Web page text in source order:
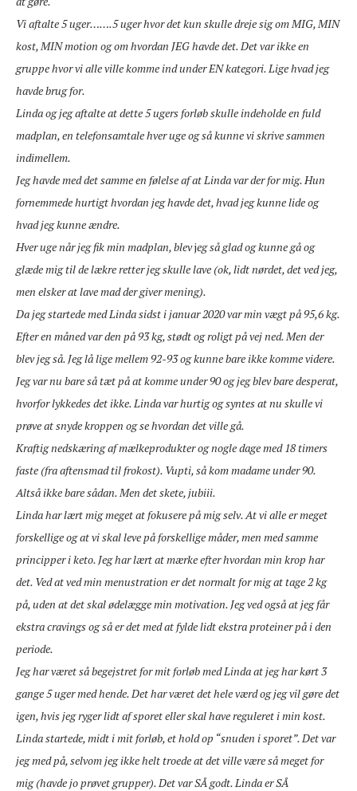
Vi aftalte 5 uger…….5 uger hvor det kun skulle dreje sig om MIG, MIN
kost, MIN motion og om hvordan JEG havde det. Det var ikke en
gruppe hvor vi alle ville komme ind under EN kategori. Lige hvad jeg
havde brug for.
Linda og jeg aftalte at dette 5 ugers forløb skulle indeholde en fuld
madplan, en telefonsamtale hver uge og så kunne vi skrive sammen
indimellem.
Jeg havde med det samme en følelse af at Linda var der for mig. Hun
fornemmede hurtigt hvordan jeg havde det, hvad jeg kunne lide og
hvad jeg kunne ændre.
Hver uge når jeg fik min madplan, blevjeg så glad og kunne gå og
glæde mig til de lækre retter jeg skulle lave (ok, lidt nørdet, det ved jeg,
men elsker at lave mad der giver mening).
Da jeg startede med Linda sidst i januar 2020 var min vægt på 95,6 kg.
Efter en måned var den på 93 kg, stødt og roligt på vej ned. Men der
blev jeg så. Jeg lå lige mellem 92-93 og kunne bare ikke komme videre.
Jeg var nu bare så tæt på at komme under 90 og jeg blev bare desperat,
hvorfor lykkedes det ikke. Linda var hurtig og syntes at nu skulle vi
prøve at snyde kroppen og se hvordan det ville gå.
Kraftig nedskæring af mælkeprodukter og nogle dage med 18 timers
faste (fra aftensmad til frokost). Vupti, så kom madame under 90.
Altså ikke bare sådan. Men det skete, jubiii.
Linda har lært mig meget at fokusere på mig selv. At vi alle er meget
forskellige og at vi skal leve på forskellige måder, men med samme
principper i keto. Jeg har lært at mærke efter hvordan min krop har
det. Ved at ved min menustration er det normalt for mig at tage 2 kg
på, uden at det skal ødelægge min motivation. Jeg ved også at jeg får
ekstra cravings og så er det med at fylde lidt ekstra proteiner på i den
periode.
Jeg har været så begejstret for mit forløb med Linda at jeg har kørt 3
gange 5 uger med hende. Det har været det hele værd og jeg vil gøre det
igen, hvis jeg ryger lidt af sporet eller skal have reguleret i min kost.
Linda startede, midt i mit forløb, et hold op “snuden i sporet”. Det var
jeg med på, selvom jeg ikke helt troede at det ville være så meget for
mig (havde jo prøvet grupper). Det var SÅ godt. Linda er SÅ